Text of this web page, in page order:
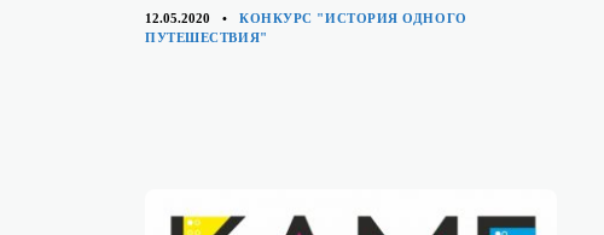
12.05.2020 КАТЕГОРИИ
КОНКУРС "ИСТОРИЯ ОДНОГО
ПУТЕШЕСТВИЯ"